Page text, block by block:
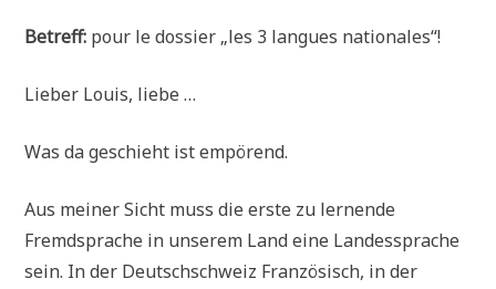
Betreff: pour le dossier „les 3 langues nationales“!
Lieber Louis, liebe …
Was da geschieht ist empörend.
Aus meiner Sicht muss die erste zu lernende
Fremdsprache in unserem Land eine Landessprache
sein. In der Deutschschweiz Französisch, in der